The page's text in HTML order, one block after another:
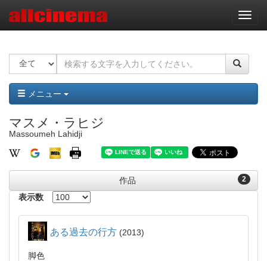
ナ
ビ
ー
ョ
ン
メニュー
マスメ・ラヒジ
Massoumeh Lahidji
2
作品
表示数
ある過去の行方 2013
脚色